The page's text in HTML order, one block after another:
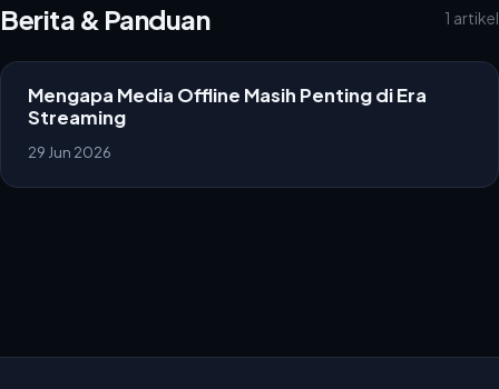
Berita & Panduan 1 artikel
Mengapa Media Offline Masih Penting di Era
Streaming
29 Jun 2026